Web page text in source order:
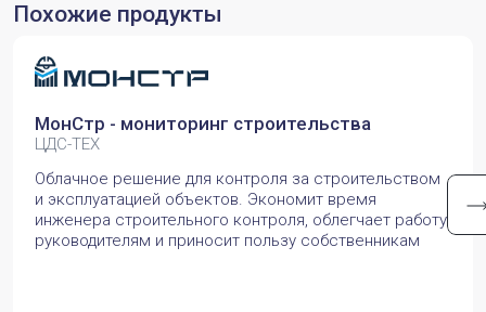
Похожие продукты
МонСтр - мониторинг строительства
ЦДС-ТЕХ
Облачное решение для контроля за строительством
и эксплуатацией объектов. Экономит время
инженера строительного контроля, облегчает работу
руководителям и приносит пользу собственникам